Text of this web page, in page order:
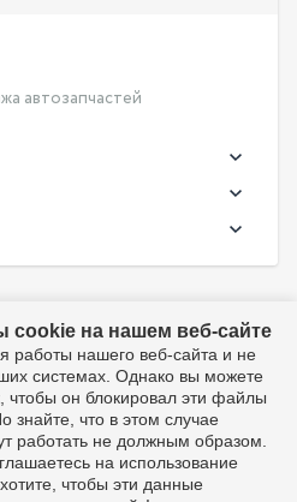
автозапчастей
персональных данных
в PDF
мне
(включая LADA и АвтоВАЗ)
для указания совместимости
ст. 1487, 1484
магазин не является
или представителем ПАО
на нашем веб-сайте
нашего веб-сайта и не
системах. Однако вы можете
чтобы он блокировал эти файлы
знайте, что в этом случае
работать не должным образом.
на использование
чтобы эти данные